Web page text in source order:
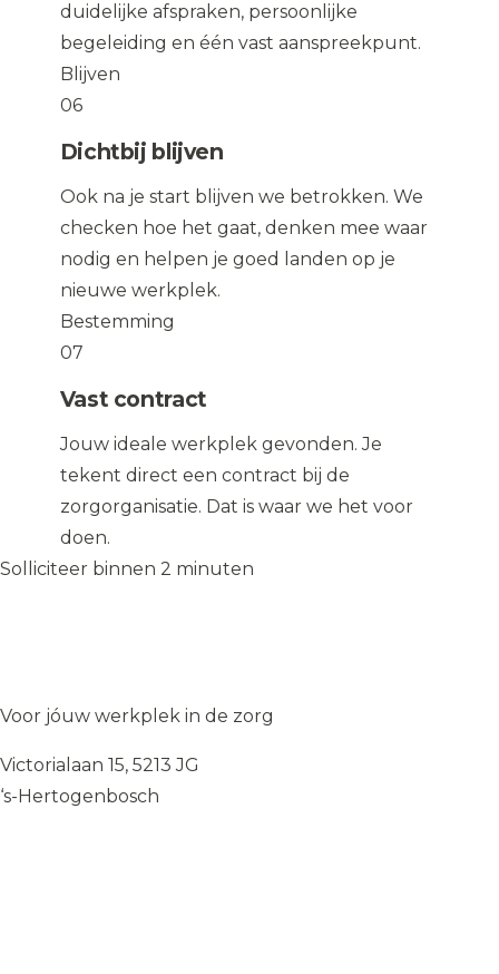
duidelijke afspraken, persoonlijke
begeleiding en één vast aanspreekpunt.
Blijven
06
Dichtbij blijven
Ook na je start blijven we betrokken. We
checken hoe het gaat, denken mee waar
nodig en helpen je goed landen op je
nieuwe werkplek.
Bestemming
07
Vast contract
Jouw ideale werkplek gevonden. Je
tekent direct een contract bij de
zorgorganisatie. Dat is waar we het voor
doen.
Solliciteer binnen 2 minuten
Voor jóuw werkplek in de zorg
Victorialaan 15, 5213 JG
‘s-Hertogenbosch